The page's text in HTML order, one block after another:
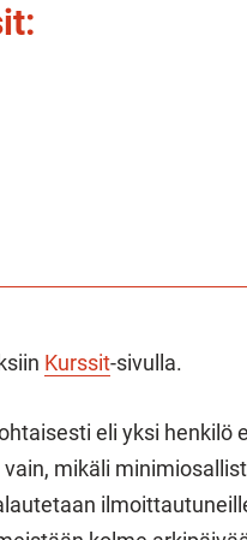
Kurssit-sivulla.
eli yksi henkilö
mikäli